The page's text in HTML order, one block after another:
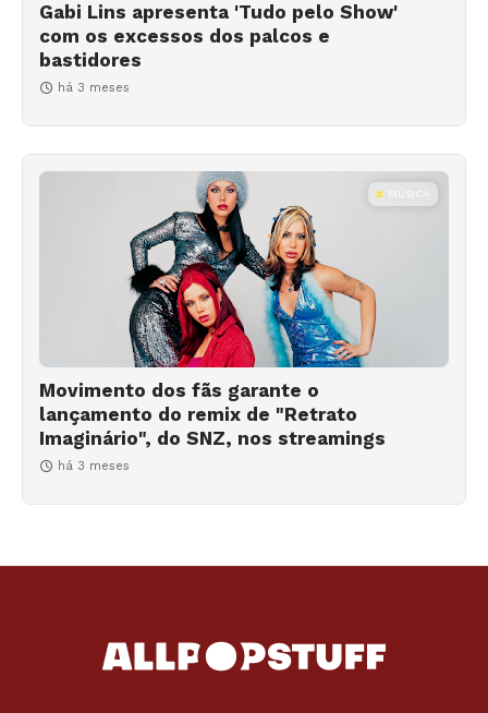
Gabi Lins apresenta 'Tudo pelo Show'
com os excessos dos palcos e
bastidores
há 3 meses
MÚSICA
Movimento dos fãs garante o
lançamento do remix de "Retrato
Imaginário", do SNZ, nos streamings
há 3 meses